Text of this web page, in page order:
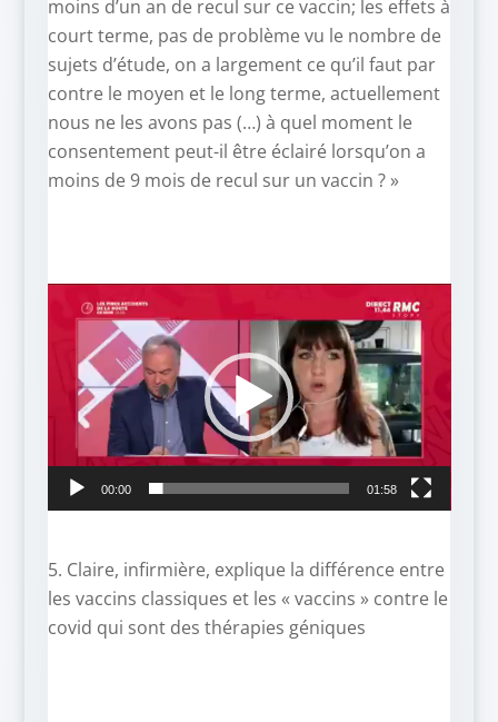
moins d’un an de recul sur ce vaccin; les effets à
court terme, pas de problème vu le nombre de
sujets d’étude, on a largement ce qu’il faut par
contre le moyen et le long terme, actuellement
nous ne les avons pas (…) à quel moment le
consentement peut-il être éclairé lorsqu’on a
moins de 9 mois de recul sur un vaccin ? »
Lecteur
vidéo
00:00 01:58
5. Claire, infirmière, explique la différence entre
les vaccins classiques et les « vaccins » contre le
covid qui sont des thérapies géniques